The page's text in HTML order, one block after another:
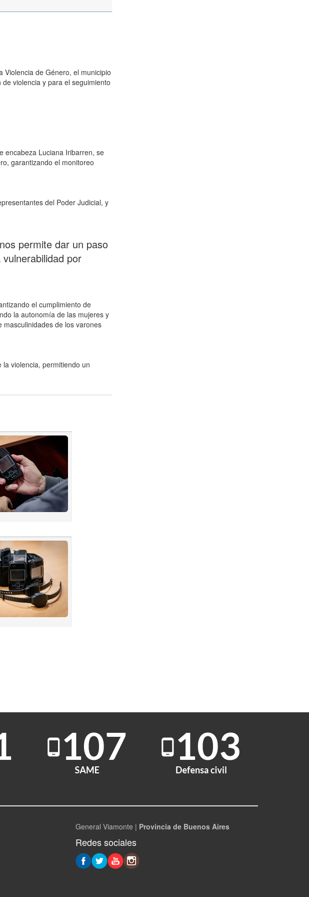
Violencia de Género, el municipio
violencia y para el seguimiento
encabeza Luciana Iribarren, se
garantizando el monitoreo
del Poder Judicial, y
permite dar un paso
por
el cumplimiento de
la autonomía de las mujeres y
masculinidades de los varones
violencia, permitiendo un
General Viamonte | Provincia de Buenos Aires
Redes sociales